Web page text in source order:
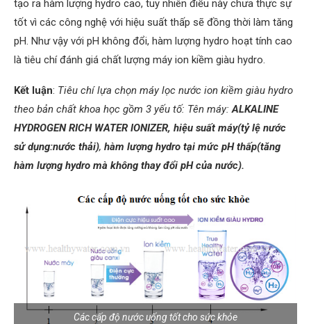
tạo ra hàm lượng hydro cao, tuy nhiên điều này chưa thực sự
tốt vì các công nghệ với hiệu suất thấp sẽ đồng thời làm tăng
pH. Như vậy với pH không đổi, hàm lượng hydro hoạt tính cao
là tiêu chí đánh giá chất lượng máy ion kiềm giàu hydro.
Kết luận: Tiêu chí lựa chọn máy lọc nước ion kiềm giàu hydro
theo bản chất khoa học gồm 3 yếu tố: Tên máy:ALKALINE
HYDROGEN RICH WATER IONIZER, hiệu suất máy(tỷ lệ nước
sử dụng:nước thải), hàm lượng hydro tại mức pH thấp(tăng
hàm lượng hydro mà không thay đổi pH của nước).
Các cấp độ nước uống tốt cho sức khỏe